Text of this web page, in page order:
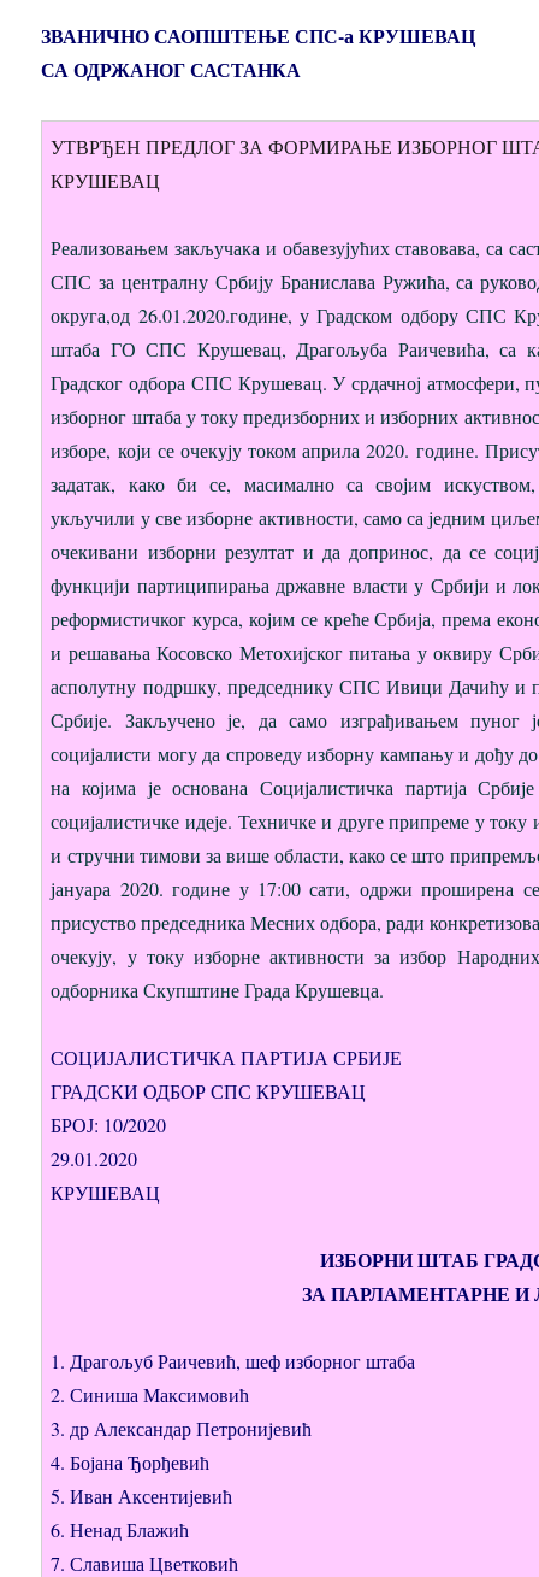
ЗВАНИЧНО САОПШТЕЊЕ СПС-а КРУШЕВАЦ
СА ОДРЖАНОГ САСТАНКА
УТВРЂЕН ПРЕДЛОГ ЗА ФОРМИРАЊЕ ИЗБОРНОГ
КРУШЕВАЦ
Реализовањем закључака и обавезујућих ставовава, са
СПС за централну Србију Бранислава Ружића, са
округа,од 26.01.2020.године, у Градском одбору СПС
штаба ГО СПС Крушевац, Драгољуба Раичевића, са
Градског одбора СПС Крушевац. У срдачној атмосфери,
изборног штаба у току предизборних и изборних
изборе, који се очекују током априла 2020. године.
задатак, како би се, масимално са својим
укључили у све изборне активности, само са једним
очекивани изборни резултат и да допринос, да се
функцији партиципирања државне власти у Србији и
реформистичког курса, којим се креће Србија, према
и решавања Косовско Метохијског питања у оквиру
асполутну подршку, председнику СПС Ивици Дачићу и
Србије. Закључено је, да само изграђивањем
социјалисти могу да спроведу изборну кампању и дођу
на којима је основана Социјалистичка партија
социјалистичке идеје. Техничке и друге припреме у
и стручни тимови за више области, како се што
јануара 2020. године у 17:00 сати, одржи проширена
присуство председника Месних одбора, ради
очекују, у току изборне активности за избор
одборника Скупштине Града Крушевца.
СОЦИЈАЛИСТИЧКА ПАРТИЈА СРБИЈЕ
ГРАДСКИ ОДБОР СПС КРУШЕВАЦ
БРОЈ: 10/2020
29.01.2020
КРУШЕВАЦ
ИЗБОРНИ ШТАБ
ЗА ПАРЛАМЕНТАРНЕ И ЛОКАЛНЕ
1. Драгољуб Раичевић, шеф изборног штаба
2. Синиша Максимовић
3. др Александар Петронијевић
4. Бојана Ђорђевић
5. Иван Аксентијевић
6. Ненад Блажић
7. Славиша Цветковић